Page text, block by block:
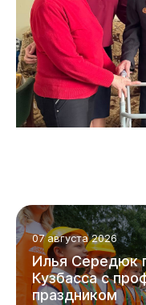
07 августа 2026
ИльяСередюк
Кузбассас
праздником